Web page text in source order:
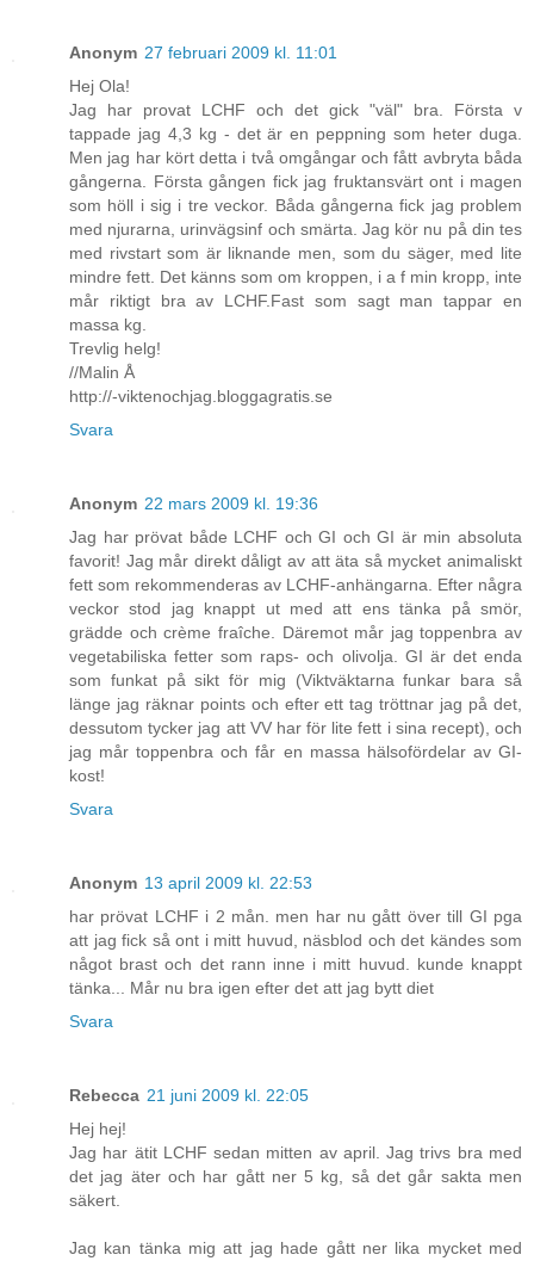
Anonym 27 februari 2009 kl. 11:01
Hej Ola!
Jag har provat LCHF och det gick "väl" bra. Första v
tappade jag 4,3 kg - det är en peppning som heter duga.
Men jag har kört detta i två omgångar och fått avbryta båda
gångerna. Första gången fick jag fruktansvärt ont i magen
som höll i sig i tre veckor. Båda gångerna fick jag problem
med njurarna, urinvägsinf och smärta. Jag kör nu på din tes
med rivstart som är liknande men, som du säger, med lite
mindre fett. Det känns som om kroppen, i a f min kropp, inte
mår riktigt bra av LCHF.Fast som sagt man tappar en
massa kg.
Trevlig helg!
//Malin Å
http://-viktenochjag.bloggagratis.se
Svara
Anonym 22 mars 2009 kl. 19:36
Jag har prövat både LCHF och GI och GI är min absoluta
favorit! Jag mår direkt dåligt av att äta så mycket animaliskt
fett som rekommenderas av LCHF-anhängarna. Efter några
veckor stod jag knappt ut med att ens tänka på smör,
grädde och crème fraîche. Däremot mår jag toppenbra av
vegetabiliska fetter som raps- och olivolja. GI är det enda
som funkat på sikt för mig (Viktväktarna funkar bara så
länge jag räknar points och efter ett tag tröttnar jag på det,
dessutom tycker jag att VV har för lite fett i sina recept), och
jag mår toppenbra och får en massa hälsofördelar av GI-
kost!
Svara
Anonym 13 april 2009 kl. 22:53
har prövat LCHF i 2 mån. men har nu gått över till GI pga
att jag fick så ont i mitt huvud, näsblod och det kändes som
något brast och det rann inne i mitt huvud. kunde knappt
tänka... Mår nu bra igen efter det att jag bytt diet
Svara
Rebecca 21 juni 2009 kl. 22:05
Hej hej!
Jag har ätit LCHF sedan mitten av april. Jag trivs bra med
det jag äter och har gått ner 5 kg, så det går sakta men
säkert.
Jag kan tänka mig att jag hade gått ner lika mycket med